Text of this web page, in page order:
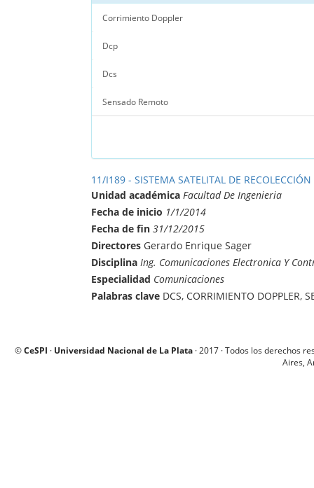
Corrimiento Doppler
Dcp
Dcs
Sensado Remoto
11/I189 - SISTEMA SATELITAL DE
Unidad académica Facultad De Ingenieria
Fecha de inicio 1/1/2014
Fecha de fin 31/12/2015
Directores Gerardo Enrique Sager
Disciplina Ing. Comunicaciones Electronica Y
Especialidad Comunicaciones
Palabras clave DCS, CORRIMIENTO DOPPLER,
©CeSPI · Universidad Nacional de La Plata · 2017 · Todos los derechos
Aires,